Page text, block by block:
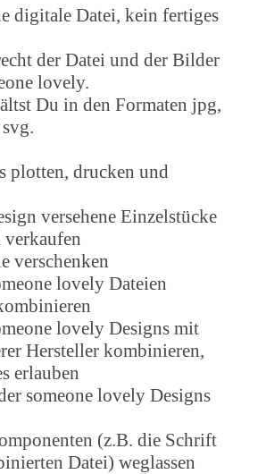
digitale Datei, kein fertiges
der Datei und der Bilder
lovely.
Du in den Formaten jpg,
plotten, drucken und
versehene Einzelstücke
verschenken
lovely Dateien
lovely Designs mit
Hersteller kombinieren,
erlauben
someone lovely Designs
(z.B. die Schrift
Datei) weglassen